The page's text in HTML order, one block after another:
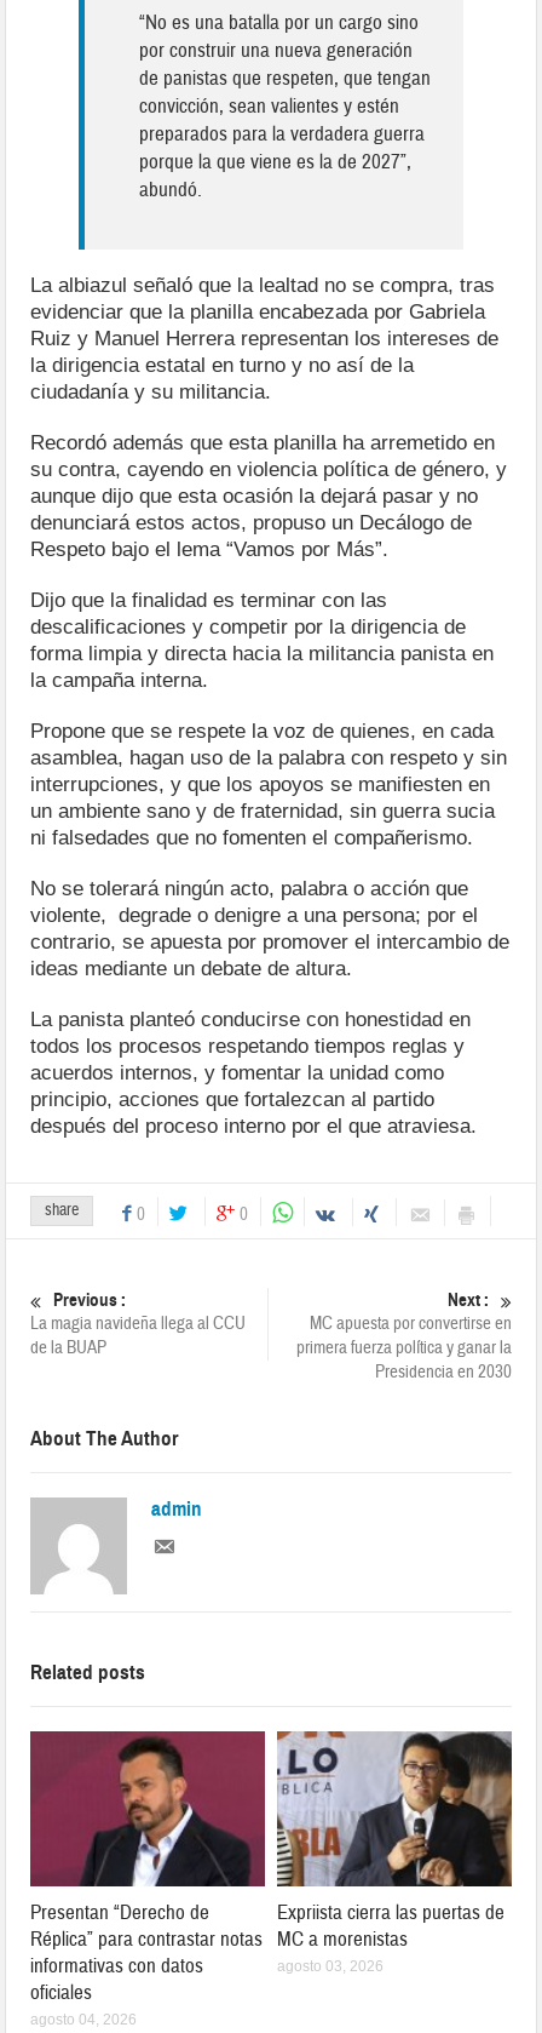
“No es una batalla por un cargo sino
por construir una nueva generación
de panistas que respeten, que tengan
convicción, sean valientes y estén
preparados para la verdadera guerra
porque la que viene es la de 2027”,
abundó.
La albiazul señaló que la lealtad no se compra, tras
evidenciar que la planilla encabezada por Gabriela
Ruiz y Manuel Herrera representan los intereses de
la dirigencia estatal en turno y no así de la
ciudadanía y su militancia.
Recordó además que esta planilla ha arremetido en
su contra, cayendo en violencia política de género, y
aunque dijo que esta ocasión la dejará pasar y no
denunciará estos actos, propuso un Decálogo de
Respeto bajo el lema “Vamos por Más”.
Dijo que la finalidad es terminar con las
descalificaciones y competir por la dirigencia de
forma limpia y directa hacia la militancia panista en
la campaña interna.
Propone que se respete la voz de quienes, en cada
asamblea, hagan uso de la palabra con respeto y sin
interrupciones, y que los apoyos se manifiesten en
un ambiente sano y de fraternidad, sin guerra sucia
ni falsedades que no fomenten el compañerismo.
No se tolerará ningún acto, palabra o acción que
violente, degrade o denigre a una persona; por el
contrario, se apuesta por promover el intercambio de
ideas mediante un debate de altura.
La panista planteó conducirse con honestidad en
todos los procesos respetando tiempos reglas y
acuerdos internos, y fomentar la unidad como
principio, acciones que fortalezcan al partido
después del proceso interno por el que atraviesa.
share 0 0
Previous :
La magia navideña llega al CCU
de la BUAP
Next :
MC apuesta por convertirse en
primera fuerza política y ganar la
Presidencia en 2030
About The Author
admin
Related posts
Presentan “Derecho de
Réplica” para contrastar notas
informativas con datos
oficiales
agosto 04, 2026
Expriista cierra las puertas de
MC a morenistas
agosto 03, 2026